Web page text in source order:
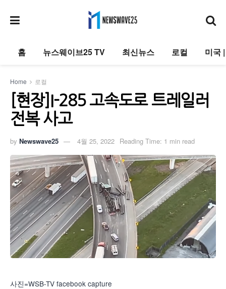
홈 뉴스웨이브25 TV 최신뉴스 로컬 미국
Home 로컬
[현장]I-285 고속도로 트레일러
전복 사고
by Newswave25 4월 25, 2022 Reading Time: 1 min read
사진=WSB-TV facebook capture